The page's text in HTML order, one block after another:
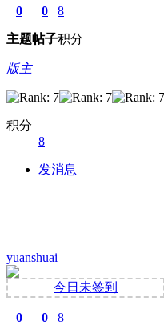
0
主题
0
帖子
8
积分
版主
积分
8
发消息
yuanshuai
今日未签到
0 0 8